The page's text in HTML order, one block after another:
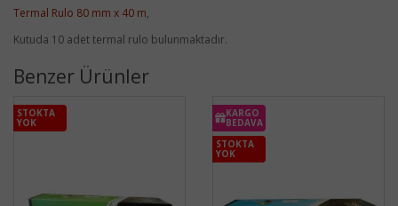
Termal Rulo 80 mm x 40 m,
Kutuda 10 adet termal rulo bulunmaktadır.
Benzer Ürünler
STOKTA
YOK
KARGO
BEDAVA
STOKTA
YOK